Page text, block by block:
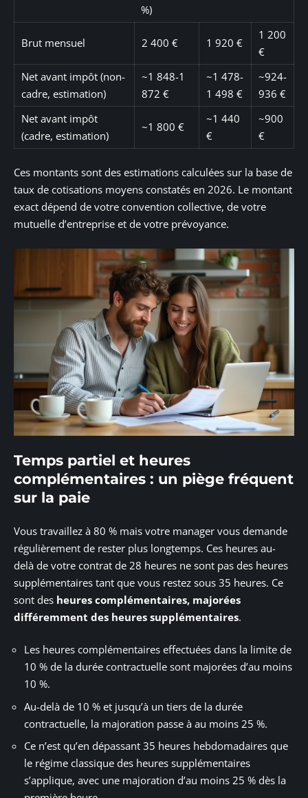
%)
Brut mensuel 2 400 € 1 920 €
1 200
€
Net avant impôt (non-
cadre, estimation)
~1 848-1
872 €
~1 478-
1 498 €
~924-
936 €
Net avant impôt
(cadre, estimation)
~1 800 €
~1 440
€
~900
€
Ces montants sont des estimations calculées sur la base de
taux de cotisations moyens constatés en 2026. Le montant
exact dépend de votre convention collective, de votre
mutuelle d’entreprise et de votre prévoyance.
Temps partiel et heures
complémentaires : un piège fréquent
sur la paie
Vous travaillez à 80 % mais votre manager vous demande
régulièrement de rester plus longtemps. Ces heures au-
delà de votre contrat de 28 heures ne sont pas des heures
supplémentaires tant que vous restez sous 35 heures. Ce
sont des heures complémentaires, majorées
différemment des heures supplémentaires.
Les heures complémentaires effectuées dans la limite de
10 % de la durée contractuelle sont majorées d’au moins
10 %.
Au-delà de 10 % et jusqu’à un tiers de la durée
contractuelle, la majoration passe à au moins 25 %.
Ce n’est qu’en dépassant 35 heures hebdomadaires que
le régime classique des heures supplémentaires
s’applique, avec une majoration d’au moins 25 % dès la